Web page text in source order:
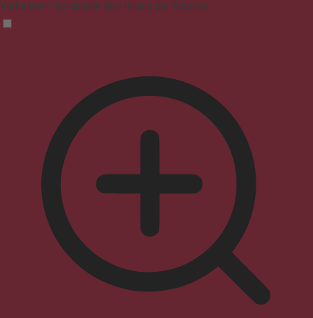
Verbessert die visuelle Darstellung der Website